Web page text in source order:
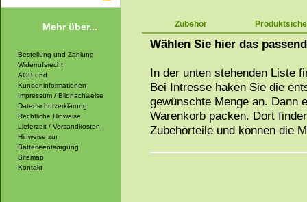
Mehr über...
Bestellung und Zahlung
Widerrufsrecht
AGB und
Kundeninformationen
Impressum / Bildnachweise
Datenschutzerklärung
Rechtliche Hinweise
Lieferzeit / Versandkosten
Hinweise zur
Batterieentsorgung
Sitemap
Kontakt
Zubehör
Wählen Sie hier das
In der unten stehenden Liste
Bei Intresse haken Sie die
gewünschte Menge an. Dann
Warenkorb packen. Dort
Zubehörteile und können die